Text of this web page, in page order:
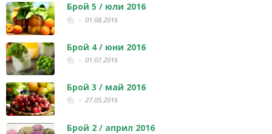
Брой 5 / юли 2016
01.08.2016
Брой 4 / юни 2016
01.07.2016
Брой 3 / май 2016
27.05.2016
Брой 2 / април 2016